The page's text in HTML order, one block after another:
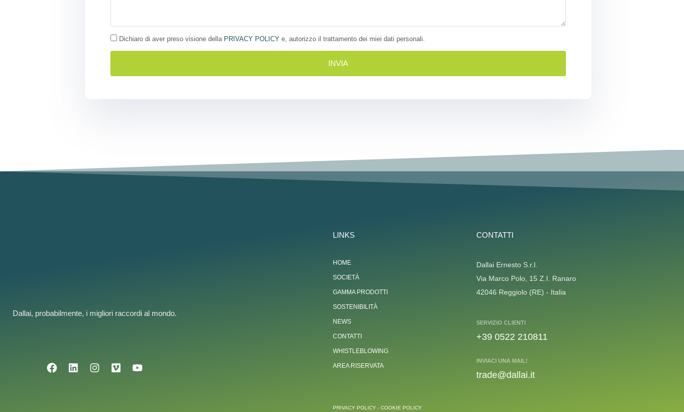
Dichiaro di aver preso visione della PRIVACY POLICY e, autorizzo il trattamento dei miei dati personali.
INVIA
Dallai, probabilmente, i migliori raccordi al mondo.
LINKS
HOME
SOCIETÀ
GAMMA PRODOTTI
SOSTENIBILITÀ
NEWS
CONTATTI
WHISTLEBLOWING
AREA RISERVATA
PRIVACY POLICY- COOKIE POLICY
CONTATTI
Dallai Ernesto S.r.l.
Via Marco Polo, 15 Z.I. Ranaro
42046 Reggiolo (RE) - Italia
SERVIZIO CLIENTI
+39 0522 210811
INVIACI UNA MAIL!
trade@dallai.it